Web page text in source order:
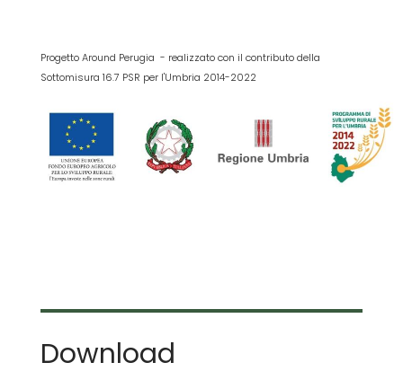
Progetto Around Perugia - realizzato con il contributo della
Sottomisura 16.7 PSR per l'Umbria 2014-2022
Download